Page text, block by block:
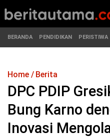
MASUK
BERANDA
PERISTIWA
PENDIDIKAN
HUKUM
BERANDA PENDIDIKAN PERISTIWA
Home Berita
DPC PDIP
Bung Karno
Inovasi